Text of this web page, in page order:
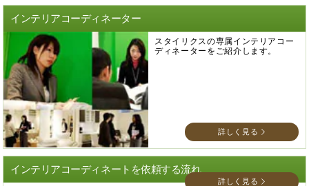
インテリアコーディネーター
スタイリクスの専属インテリアコー
ディネーターをご紹介します。
詳しく見る
インテリアコーディネートを依頼する流れ
詳しく見る